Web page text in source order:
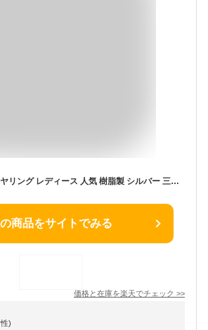
ノンホールピアス イヤリング レディース 人気 樹脂製 シルバー 三角 トライアングル スワロフスキー クリスタル 薄紫 パープル 痛くない 揺れる ピアスみたいな ノンホールピアス ミヤビグレース 小ぶり ラインストーン 華奢 上品 大人 華やか 20代 30代 40代 50代
商品をサイトでみる
価格と在庫を楽天でチェック >>
)